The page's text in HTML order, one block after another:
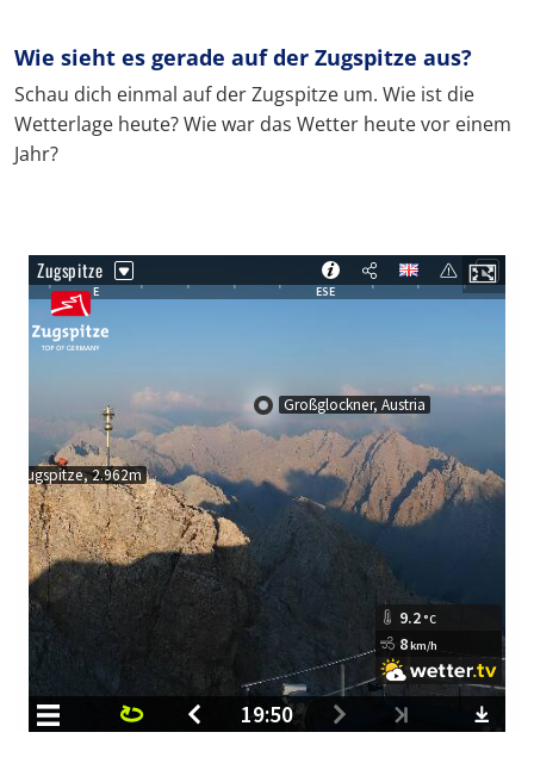
Wie sieht es gerade auf der Zugspitze aus?
Schau dich einmal auf der Zugspitze um. Wie ist die
Wetterlage heute? Wie war das Wetter heute vor einem
Jahr?